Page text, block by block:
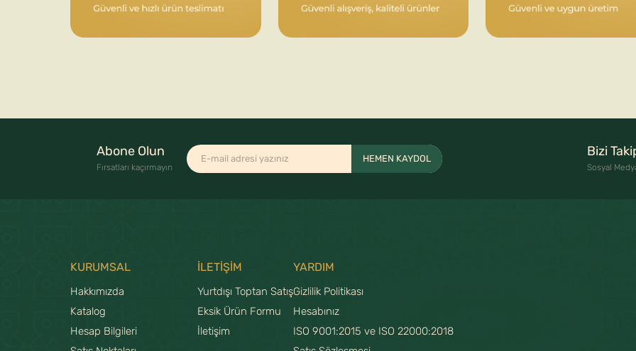
Abone Olun
Fırsatları kaçırmayın
HEMEN KAYDOL
Bizi
Sosyal
KURUMSAL
Hakkımızda
Katalog
Hesap Bilgileri
İLETİŞİM
Yurtdışı Toptan Satış
Eksik Ürün Formu
İletişim
YARDIM
Gizlilik Politikası
Hesabınız
ISO 9001:2015 ve ISO 22000:2018